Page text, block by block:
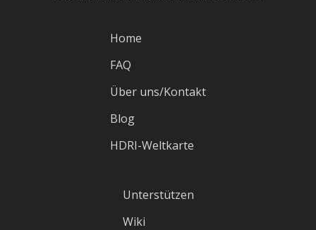
Home
FAQ
Über uns/Kontakt
Blog
HDRI-Weltkarte
Unterstützen
Wiki